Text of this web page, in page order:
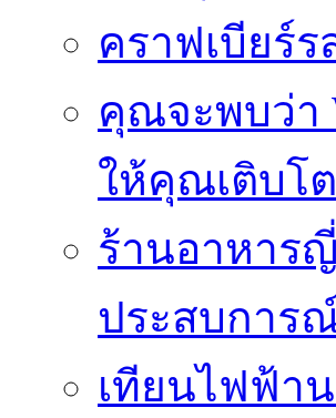
คราฟเบียร์
คุณจะพบว่า
ให้คุณเติบโต
ร้านอาหาร
ประสบการ
เทียนไฟฟ้า